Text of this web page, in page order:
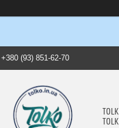
+380 (93) 851-62-70